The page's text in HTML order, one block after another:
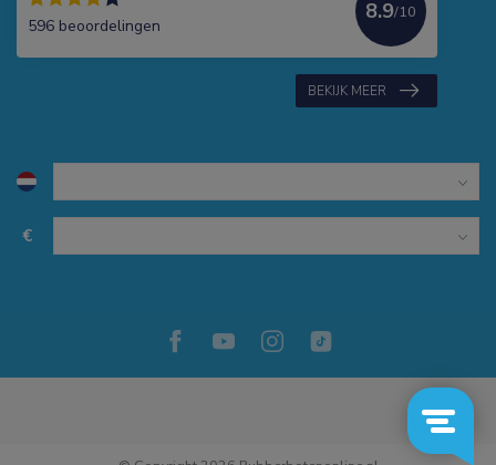
596 beoordelingen
8.9/10
BEKIJK MEER
€